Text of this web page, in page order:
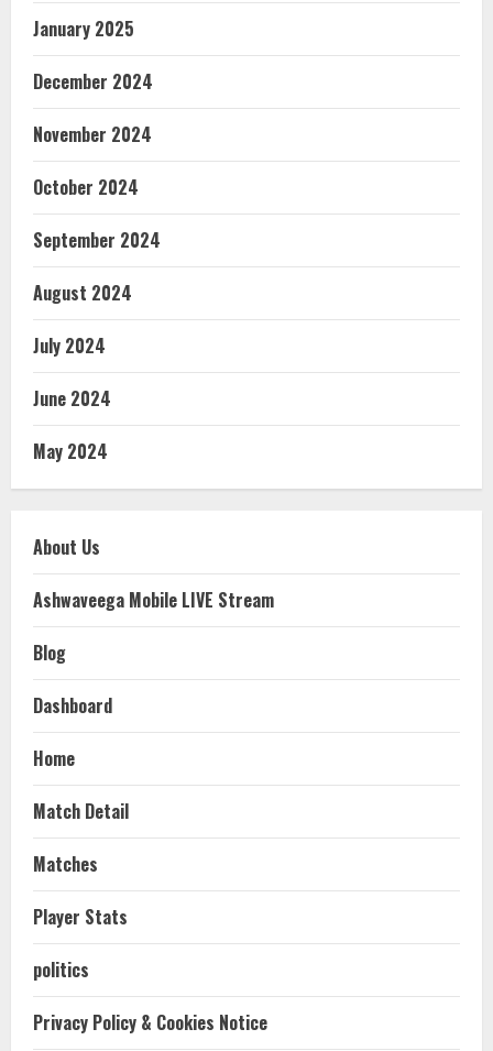
January 2025
December 2024
November 2024
October 2024
September 2024
August 2024
July 2024
June 2024
May 2024
About Us
Ashwaveega Mobile LIVE Stream
Blog
Dashboard
Home
Match Detail
Matches
Player Stats
politics
Privacy Policy & Cookies Notice